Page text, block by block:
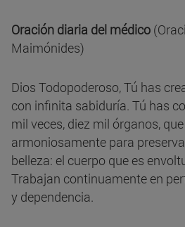
Oración diaria del médico
Maimónides)
Dios Todopoderoso, Tú has
con infinita sabiduría. Tú has
mil veces, diez mil órganos,
armoniosamente para
belleza: el cuerpo que es
Trabajan continuamente en
y dependencia.